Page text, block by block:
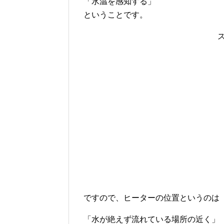
ということです。
ですので、ヒーターの位置というのは
「水が絶えず流れている場所の近く」